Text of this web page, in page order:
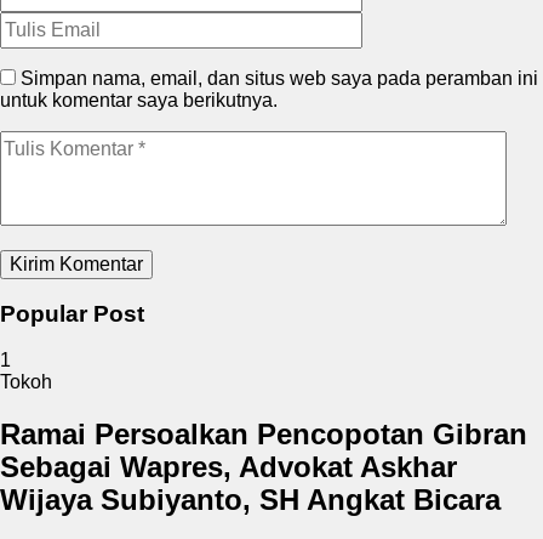
Simpan nama, email, dan situs web saya pada peramban ini
untuk komentar saya berikutnya.
Popular Post
1
Tokoh
Ramai Persoalkan Pencopotan Gibran
Sebagai Wapres, Advokat Askhar
Wijaya Subiyanto, SH Angkat Bicara